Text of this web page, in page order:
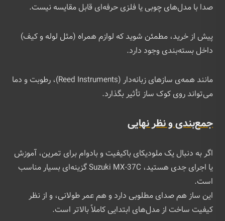
صدا با مدل‌های چوبی یا فلزی حرفه‌ای قابل مقایسه نیست.
پیش از خرید، مطمئن شوید که لوازم همراه (مثل لوله و کیف)
داخل بسته‌بندی وجود دارد.
مانند همه‌ی سازهای زبانه‌دار (Reed Instruments)، رطوبت و دما
می‌تواند روی کوک ساز تأثیر بگذارد.
جمع‌بندی و نظر نهایی
اگر به دنبال یک ملودیکای باکیفیت و بادوام برای تمرین، آموزش
یا اجرای جدی هستید، Suzuki MX-37C گزینه‌ای بسیار مناسب
است.
این ساز هم صدای مطلوبی دارد و هم عمر طولانی، و از نظر
کیفیت ساخت از مدل‌های ابتدایی کاملاً بالاتر است.